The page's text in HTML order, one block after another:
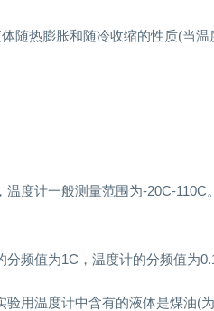
随热膨胀和随冷收缩的性质(当
温度计一般测量范围为-20C-
分频值为1C，温度计的分频值为
用温度计中含有的液体是煤油(